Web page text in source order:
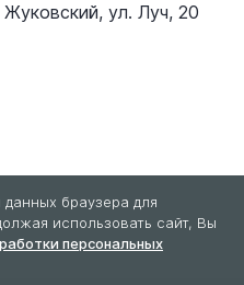
ул. Луч, 20
браузера для
использовать сайт, Вы
персональных